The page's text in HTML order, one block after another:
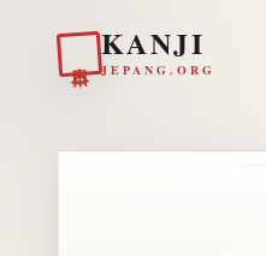
KANJI
JEPANG.ORG